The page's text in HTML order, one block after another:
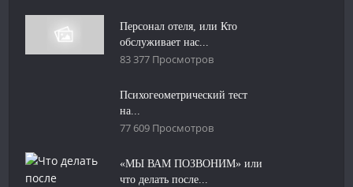
Персонал отеля, или Кто
обслуживает нас...
83 377 Просмотров
Психогеометрический тест
на...
77 609 Просмотров
«МЫ ВАМ ПОЗВОНИМ» или
что делать после...